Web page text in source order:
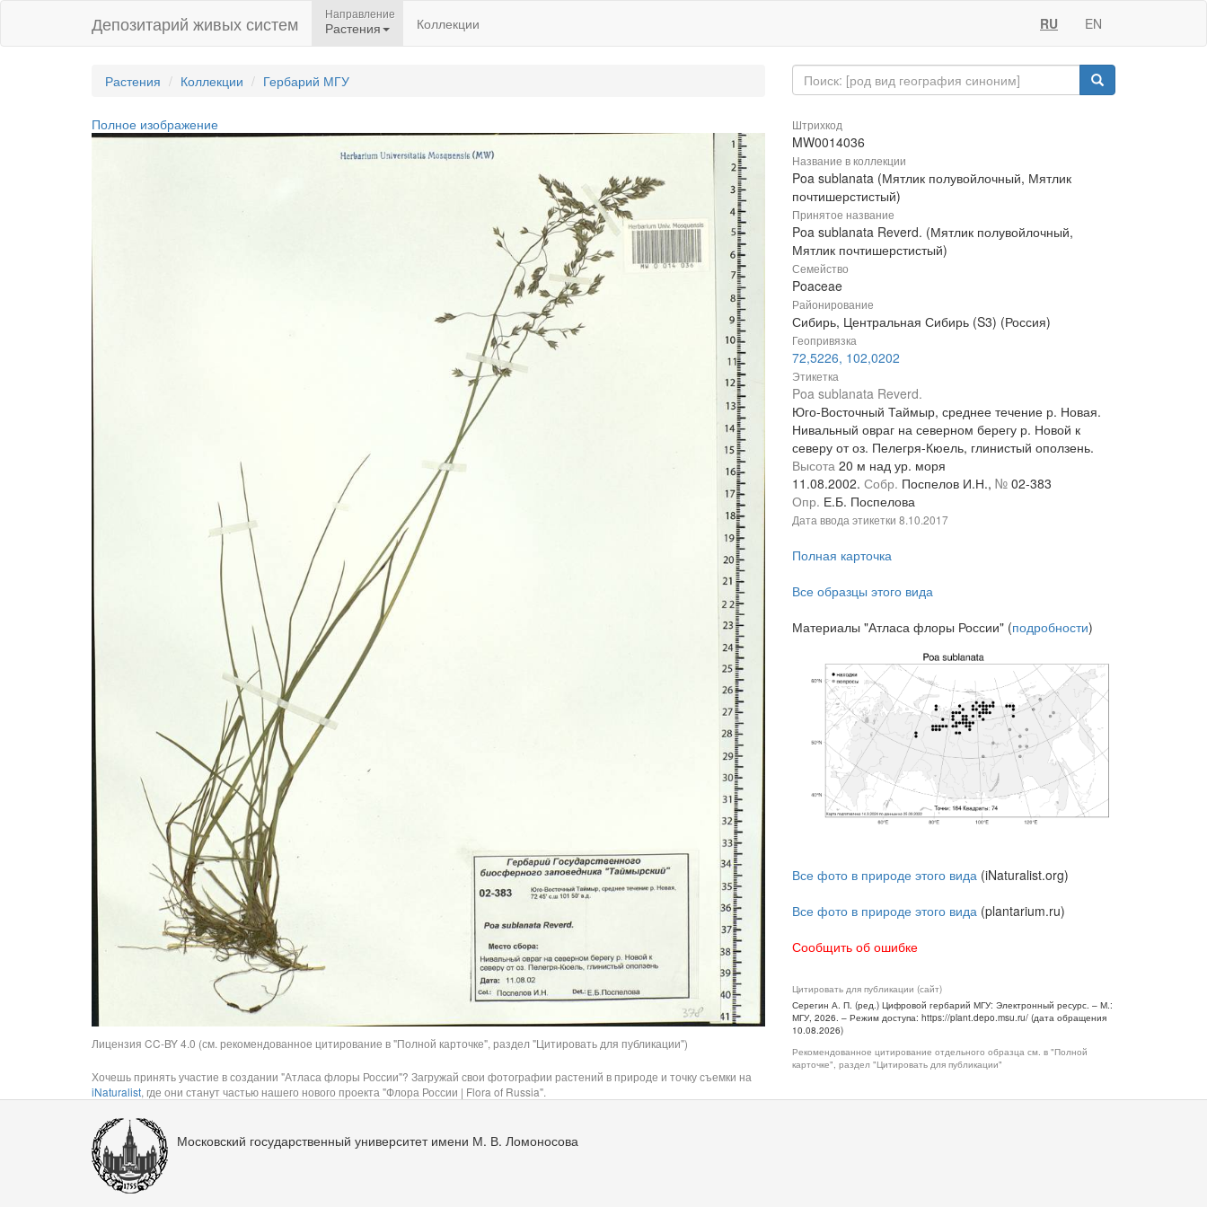
Депозитарий живых систем Направление
Растения Коллекции RU EN
Растения Коллекции Гербарий МГУ
Полное изображение
Лицензия CC-BY 4.0 (см. рекомендованное цитирование в "Полной карточке", раздел "Цитировать для публикации")
Хочешь принять участие в создании "Атласа флоры России"? Загружай свои фотографии растений в природе и точку съемки на
iNaturalist, где они станут частью нашего нового проекта "Флора России | Flora of Russia".
Штрихкод
MW0014036
Название в коллекции
Poa sublanata (Мятлик полувойлочный, Мятлик
почтишерстистый)
Принятое название
Poa sublanata Reverd. (Мятлик полувойлочный,
Мятлик почтишерстистый)
Семейство
Poaceae
Районирование
Сибирь, Центральная Сибирь (S3) (Россия)
Геопривязка
72,5226, 102,0202
Этикетка
Poa sublanata Reverd.
Юго-Восточный Таймыр, среднее течение р. Новая.
Нивальный овраг на северном берегу р. Новой к
северу от оз. Пелегря-Кюель, глинистый оползень.
Высота 20 м над ур. моря
11.08.2002. Собр. Поспелов И.Н., № 02-383
Опр. Е.Б. Поспелова
Дата ввода этикетки 8.10.2017
Полная карточка
Все образцы этого вида
Материалы "Атласа флоры России" (подробности)
Все фото в природе этого вида (iNaturalist.org)
Все фото в природе этого вида (plantarium.ru)
Сообщить об ошибке
Цитировать для публикации (сайт)
Серегин А. П. (ред.) Цифровой гербарий МГУ: Электронный ресурс. – М.:
МГУ, 2026. – Режим доступа: https://plant.depo.msu.ru/ (дата обращения
10.08.2026)
Рекомендованное цитирование отдельного образца см. в "Полной
карточке", раздел "Цитировать для публикации"
Московский государственный университет имени М. В. Ломоносова